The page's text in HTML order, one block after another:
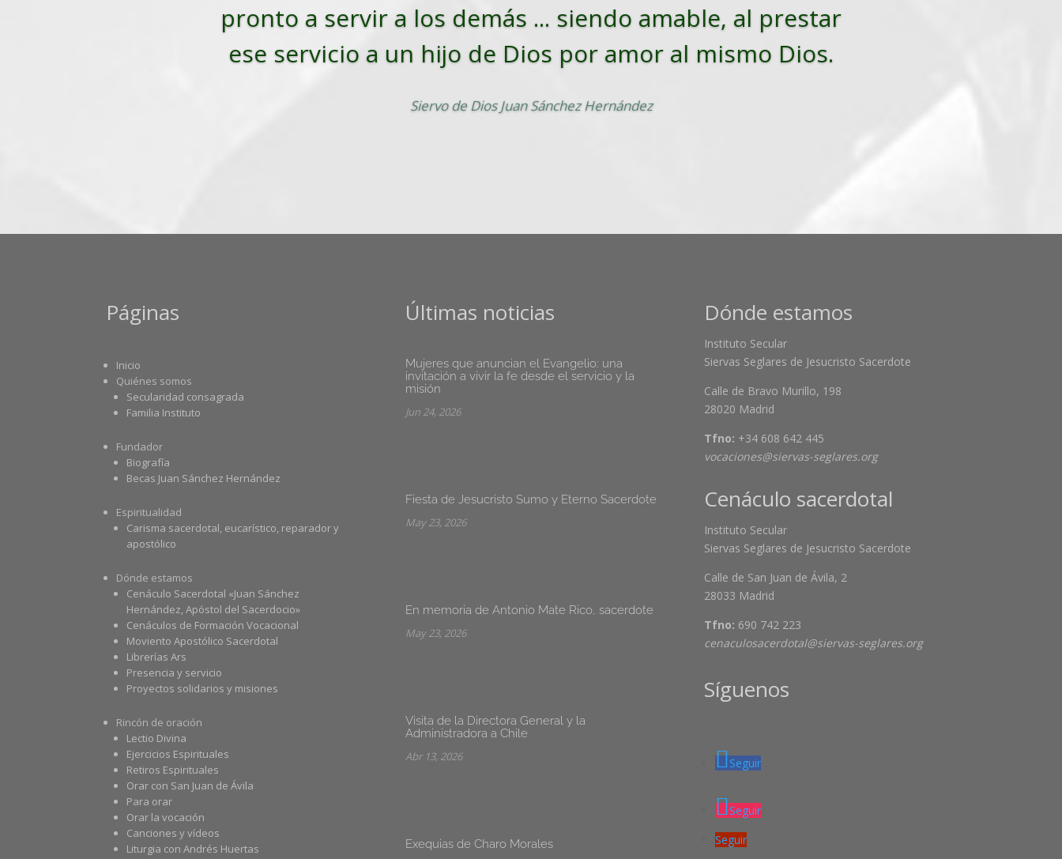
pronto a servir a los demás ... siendo amable, al prestar
ese servicio a un hijo de Dios por amor al mismo Dios.
Siervo de Dios Juan Sánchez Hernández
Páginas
Inicio
Quiénes somos
Secularidad consagrada
Familia Instituto
Fundador
Biografía
Becas Juan Sánchez Hernández
Espiritualidad
Carisma sacerdotal, eucarístico, reparador y
apostólico
Dónde estamos
Cenáculo Sacerdotal «Juan Sánchez
Hernández, Apóstol del Sacerdocio»
Cenáculos de Formación Vocacional
Moviento Apostólico Sacerdotal
Librerías Ars
Presencia y servicio
Proyectos solidarios y misiones
Rincón de oración
Lectio Divina
Ejercicios Espirituales
Retiros Espirituales
Orar con San Juan de Ávila
Para orar
Orar la vocación
Canciones y vídeos
Liturgia con Andrés Huertas
Últimas noticias
Mujeres que anuncian el Evangelio: una
invitación a vivir la fe desde el servicio y la
misión
Jun 24, 2026
Fiesta de Jesucristo Sumo y Eterno Sacerdote
May 23, 2026
En memoria de Antonio Mate Rico, sacerdote
May 23, 2026
Visita de la Directora General y la
Administradora a Chile
Abr 13, 2026
Exequias de Charo Morales
Dónde estamos
Instituto Secular
Siervas Seglares de Jesucristo Sacerdote
Calle de Bravo Murillo, 198
28020 Madrid
Tfno: +34 608 642 445
vocaciones@siervas-seglares.org
Cenáculo sacerdotal
Instituto Secular
Siervas Seglares de Jesucristo Sacerdote
Calle de San Juan de Ávila, 2
28033 Madrid
Tfno: 690 742 223
cenaculosacerdotal@siervas-seglares.org
Síguenos
Seguir
Seguir
Seguir